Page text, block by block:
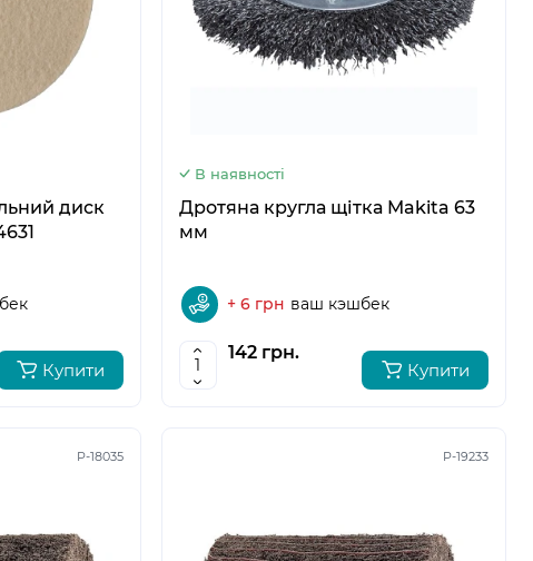
диск
Купити
В наявності
Дротяна кругла щітка Makita 63
мм
+ 6 грн ваш кэшбек
142 грн.
Купити
P-18035 P-19233